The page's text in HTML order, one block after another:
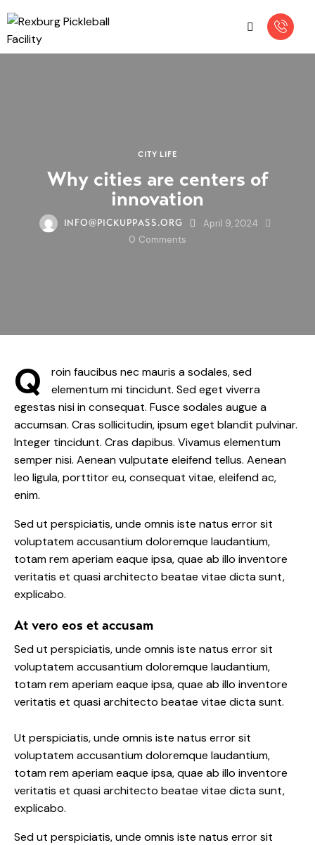
CITY LIFE
Why cities are centers of
innovation
INFO@PICKUPPASS.ORG
April 9, 2024
0 Comments
Q
roin faucibus nec mauris a sodales, sed
elementum mi tincidunt. Sed eget viverra
egestas nisi in consequat. Fusce sodales augue a
accumsan. Cras sollicitudin, ipsum eget blandit pulvinar.
Integer tincidunt. Cras dapibus. Vivamus elementum
semper nisi. Aenean vulputate eleifend tellus. Aenean
leo ligula, porttitor eu, consequat vitae, eleifend ac,
enim.
Sed ut perspiciatis, unde omnis iste natus error sit
voluptatem accusantium doloremque laudantium,
totam rem aperiam eaque ipsa, quae ab illo inventore
veritatis et quasi architecto beatae vitae dicta sunt,
explicabo.
At vero eos et accusam
Sed ut perspiciatis, unde omnis iste natus error sit
voluptatem accusantium doloremque laudantium,
totam rem aperiam eaque ipsa, quae ab illo inventore
veritatis et quasi architecto beatae vitae dicta sunt.
Ut perspiciatis, unde omnis iste natus error sit
voluptatem accusantium doloremque laudantium,
totam rem aperiam eaque ipsa, quae ab illo inventore
veritatis et quasi architecto beatae vitae dicta sunt,
explicabo.
Sed ut perspiciatis, unde omnis iste natus error sit